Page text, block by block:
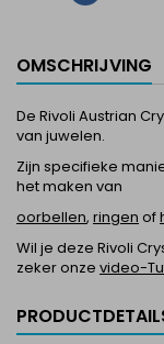
OMSCHRIJVING
De Rivoli Austrian
van juwelen.
Zijn specifieke
het maken van
oorbellen, ringen of
Wil je deze Rivoli
zeker onze video-